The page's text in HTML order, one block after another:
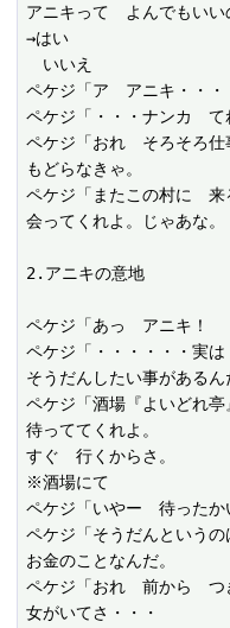
アニキって　よんでもいい
→はい
いいえ
ペケジ「ア　アニキ・・・
ペケジ「・・・ナンカ　て
ペケジ「おれ　そろそろ仕
もどらなきゃ。
ペケジ「またこの村に　来
会ってくれよ。じゃあな。
2.アニキの意地
ペケジ「あっ　アニキ！
ペケジ「・・・・・・実は
そうだんしたい事があるん
ペケジ「酒場『よいどれ亭
待っててくれよ。
すぐ　行くからさ。
※酒場にて
ペケジ「いやー　待ったか
ペケジ「そうだんというの
お金のことなんだ。
ペケジ「おれ　前から　つ
女がいてさ・・・